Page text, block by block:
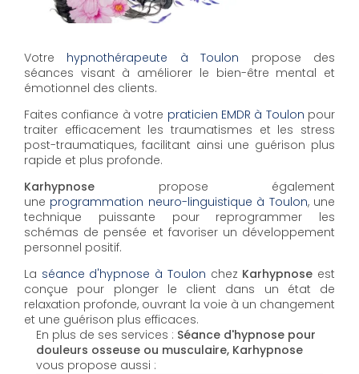
Votre hypnothérapeute à Toulon propose des
séances visant à améliorer le bien-être mental et
émotionnel des clients.
Faites confiance à votre praticien EMDR à Toulon pour
traiter efficacement les traumatismes et les stress
post-traumatiques, facilitant ainsi une guérison plus
rapide et plus profonde.
Karhypnose propose également
une programmation neuro-linguistique à Toulon, une
technique puissante pour reprogrammer les
schémas de pensée et favoriser un développement
personnel positif.
La séance d'hypnose à Toulon chez Karhypnose est
conçue pour plonger le client dans un état de
relaxation profonde, ouvrant la voie à un changement
et une guérison plus efficaces.
En plus de ses services : Séance d'hypnose pour
douleurs osseuse ou musculaire, Karhypnose
vous propose aussi :